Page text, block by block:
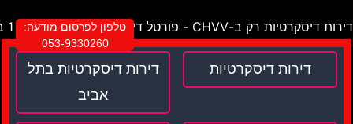
דירות דיסקרטיות רק ב-CHVV - פורטל דירות דיסקרטיות מספר 1 בישראל !
טלפון לפרסום מודעה:
053-9330260
דירות דיסקרטיות
דירות דיסקרטיות בתל
אביב